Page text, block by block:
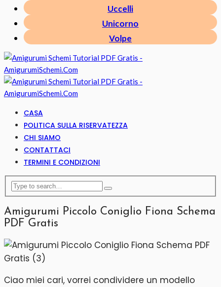
Uccelli
Unicorno
Volpe
CASA
POLITICA SULLA RISERVATEZZA
CHI SIAMO
CONTATTACI
TERMINI E CONDIZIONI
Amigurumi Piccolo Coniglio Fiona Schema
PDF Gratis
Ciao miei cari, vorrei condividere un modello